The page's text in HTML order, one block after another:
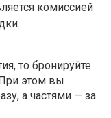
комиссией
то бронируйте
этом вы
а частями — за